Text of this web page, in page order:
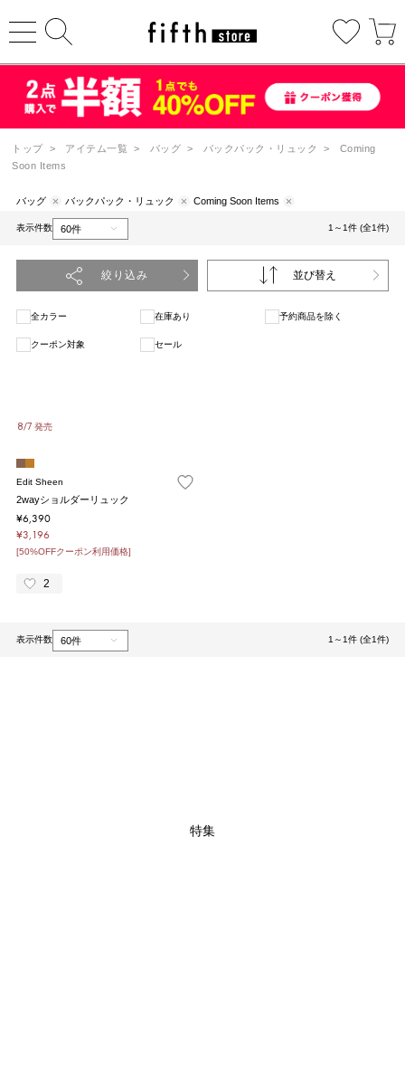
トップ > アイテム一覧 > バッグ > バックパック・リュック >
Coming
Soon Items
バッグ バックパック・リュック Coming Soon Items
表示件数 1～1件 (全1件)
絞り込み 並び替え
全カラー 在庫あり 予約商品を除く
クーポン対象 セール
8/7 発売
Edit Sheen
2wayショルダーリュック
¥6,390
¥3,196
[50%OFFクーポン利用価格]
2
表示件数 1～1件 (全1件)
特集